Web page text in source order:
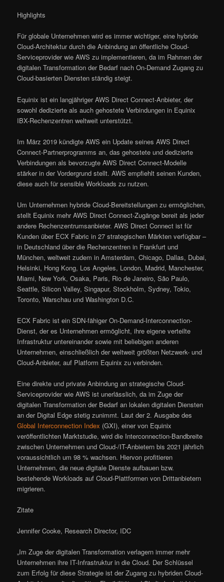
Highlights
Für globale Unternehmen wird es immer wichtiger, eine hybride
Cloud-Architektur durch die Anbindung an öffentliche Cloud-
Serviceprovider wie AWS zu implementieren, da im Rahmen der
digitalen Transformation der Bedarf nach On-Demand Zugang zu
Cloud-basierten Diensten ständig steigt.
Equinix ist ein langjähriger AWS Direct Connect-Anbieter, der
sowohl dedizierte als auch gehostete Verbindungen in Equinix
IBX-Rechenzentren weltweit unterstützt.
Im März 2019 kündigte AWS ein Update seines AWS Direct
Connect-Partnerprogramms an, das gehostete und dedizierte
Verbindungen als bevorzugte AWS Direct Connect-Modelle
stärker in der Vordergrund stellt. AWS empfiehlt seinen Kunden,
diese auch für sensible Workloads zu nutzen.
Um Unternehmen hybride Cloud-Bereitstellungen zu ermöglichen,
stellt Equinix mehr AWS Direct Connect-Zugänge bereit als jeder
andere Rechenzentrumsanbieter. AWS Direct Connect ist für
Kunden über ECX Fabric in 27 strategischen Märkten verfügbar –
in Deutschland über die Rechenzentren in Frankfurt und
München, weltweit zudem in Amsterdam, Chicago, Dallas, Dubai,
Helsinki, Hong Kong, Los Angeles, London, Madrid, Manchester,
Miami, New York, Osaka, Paris, Rio de Janeiro, São Paulo,
Seattle, Silicon Valley, Singapur, Stockholm, Sydney, Tokio,
Toronto, Warschau und Washington D.C.
ECX Fabric ist ein SDN-fähiger On-Demand-Interconnection-
Dienst, der es Unternehmen ermöglicht, ihre eigene verteilte
Infrastruktur untereinander sowie mit beliebigen anderen
Unternehmen, einschließlich der weltweit größten Netzwerk- und
Cloud-Anbieter, auf Platform Equinix zu verbinden.
Eine direkte und private Anbindung an strategische Cloud-
Serviceprovider wie AWS ist unerlässlich, da im Zuge der
digitalen Transformation der Bedarf an lokalen digitalen Diensten
an der Digital Edge stetig zunimmt. Laut der 2. Ausgabe des
Global Interconnection Index (GXI), einer von Equinix
veröffentlichten Marktstudie, wird die Interconnection-Bandbreite
zwischen Unternehmen und Cloud-/IT-Anbietern bis 2021 jährlich
voraussichtlich um 98 % wachsen. Hiervon profitieren
Unternehmen, die neue digitale Dienste aufbauen bzw.
bestehende Workloads auf Cloud-Plattformen von Drittanbietern
migrieren.
Zitate
Jennifer Cooke, Research Director, IDC
„Im Zuge der digitalen Transformation verlagern immer mehr
Unternehmen ihre IT-Infrastruktur in die Cloud. Der Schlüssel
zum Erfolg für diese Strategie ist der Zugang zu hybriden Cloud-